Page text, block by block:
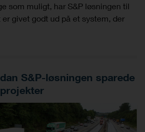
som muligt, har S&P løsningen til
givet godt ud på et system, der
S&P-løsningen sparede